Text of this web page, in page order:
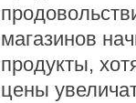
магазинов
продукты,
цены